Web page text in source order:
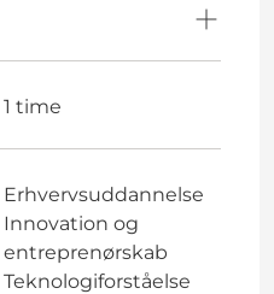
1 time
Erhvervsuddannelse
Innovation og
entreprenørskab
Teknologiforståelse